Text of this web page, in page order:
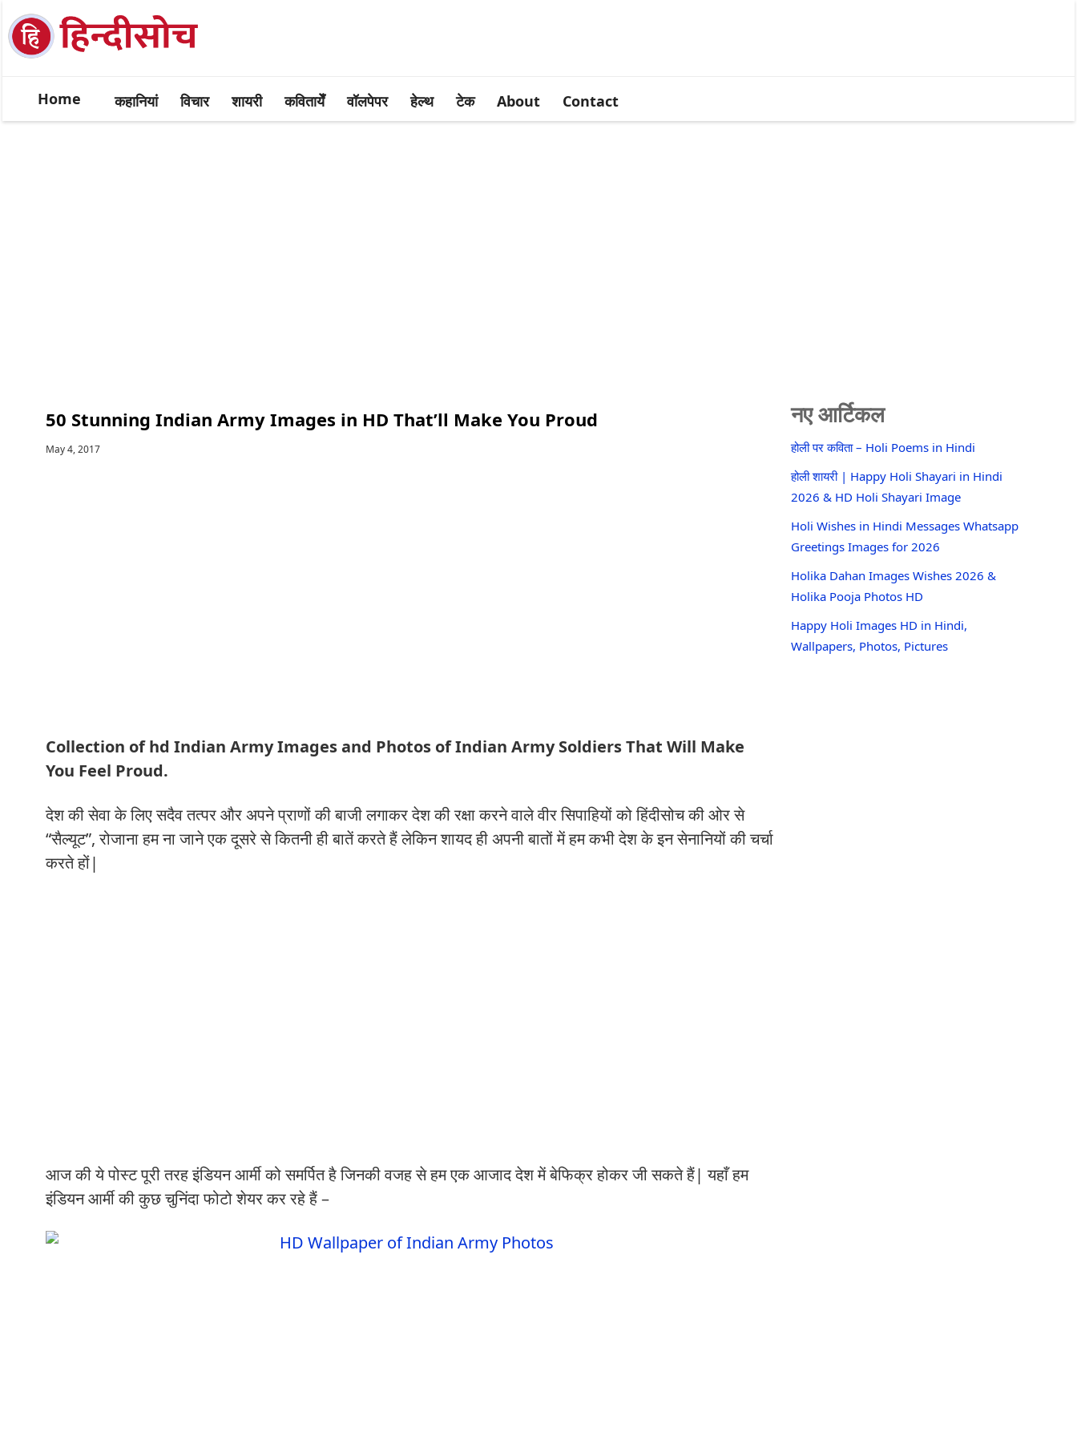
Home कहानियां विचार शायरी कवितायेँ वॉलपेपर हेल्थ टेक About Contact
50 Stunning Indian Army Images in HD That’ll Make You Proud
May 4, 2017
Collection of hd Indian Army Images and Photos of Indian Army Soldiers That Will Make
You Feel Proud.
देश की सेवा के लिए सदैव तत्पर और अपने प्राणों की बाजी लगाकर देश की रक्षा करने वाले वीर सिपाहियों को हिंदीसोच की ओर से
“सैल्यूट”, रोजाना हम ना जाने एक दूसरे से कितनी ही बातें करते हैं लेकिन शायद ही अपनी बातों में हम कभी देश के इन सेनानियों की चर्चा
करते हों|
आज की ये पोस्ट पूरी तरह इंडियन आर्मी को समर्पित है जिनकी वजह से हम एक आजाद देश में बेफिक्र होकर जी सकते हैं| यहाँ हम
इंडियन आर्मी की कुछ चुनिंदा फोटो शेयर कर रहे हैं –
नए आर्टिकल
होली पर कविता – Holi Poems in Hindi
होली शायरी | Happy Holi Shayari in Hindi
2026 & HD Holi Shayari Image
Holi Wishes in Hindi Messages Whatsapp
Greetings Images for 2026
Holika Dahan Images Wishes 2026 &
Holika Pooja Photos HD
Happy Holi Images HD in Hindi,
Wallpapers, Photos, Pictures